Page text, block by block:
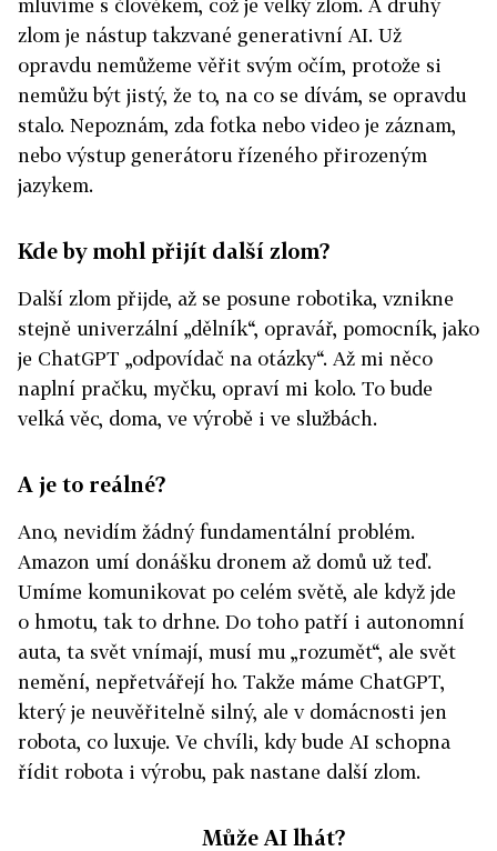
zlom je nástup takzvané generativní AI. Už
opravdu nemůžeme věřit svým očím, protože si
nemůžu být jistý, že to, na co se dívám, se opravdu
stalo. Nepoznám, zda fotka nebo video je záznam,
nebo výstup generátoru řízeného přirozeným
jazykem.
Kde by mohl přijít další zlom?
Další zlom přijde, až se posune robotika, vznikne
stejně univerzální „dělník“, opravář, pomocník, jako
je ChatGPT „odpovídač na otázky“. Až mi něco
naplní pračku, myčku, opraví mi kolo. To bude
velká věc, doma, ve výrobě i ve službách.
A je to reálné?
Ano, nevidím žádný fundamentální problém.
Amazon umí donášku dronem až domů už teď.
Umíme komunikovat po celém světě, ale když jde
o hmotu, tak to drhne. Do toho patří i autonomní
auta, ta svět vnímají, musí mu „rozumět“, ale svět
nemění, nepřetvářejí ho. Takže máme ChatGPT,
který je neuvěřitelně silný, ale v domácnosti jen
robota, co luxuje. Ve chvíli, kdy bude AI schopna
řídit robota i výrobu, pak nastane další zlom.
Může AI lhát?